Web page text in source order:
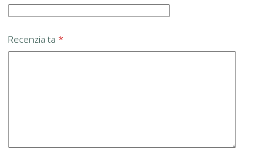
Recenzia ta *